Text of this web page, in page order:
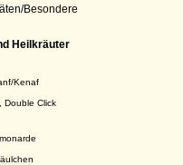
Besondere
Heilkräuter
Kenaf
Double Click